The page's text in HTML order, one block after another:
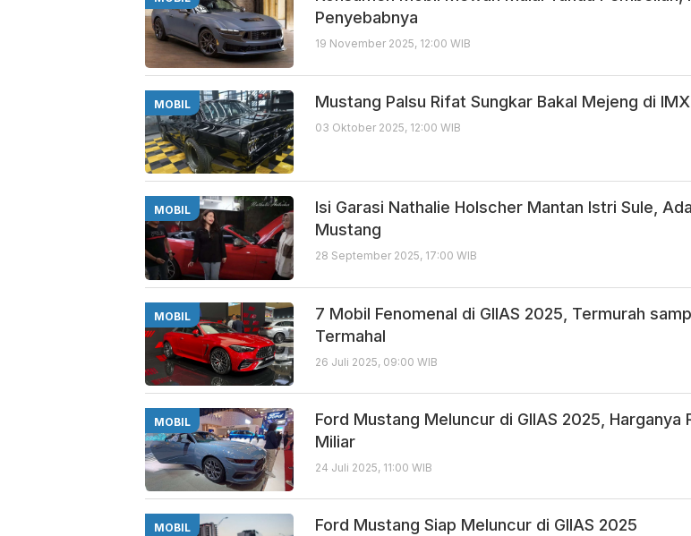
Penyebabnya
19 November 2025, 12:00 WIB
MOBIL Mustang Palsu Rifat Sungkar Bakal Mejeng di
03 Oktober 2025, 12:00 WIB
MOBIL
Isi Garasi Nathalie Holscher Mantan Istri Sule,
Mustang
28 September 2025, 17:00 WIB
MOBIL
7 Mobil Fenomenal di GIIAS 2025, Termurah
Termahal
26 Juli 2025, 09:00 WIB
MOBIL
Ford Mustang Meluncur di GIIAS 2025, Harganya
Miliar
24 Juli 2025, 11:00 WIB
MOBIL Ford Mustang Siap Meluncur di GIIAS 2025